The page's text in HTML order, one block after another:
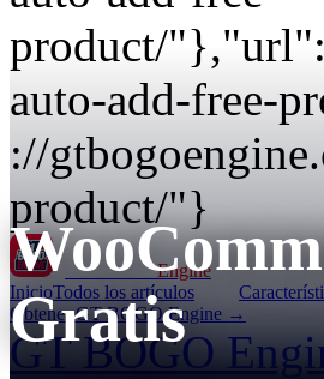
product/
auto-add-free-
://
product/"}
GT BOGOEngine
InicioTodos los artículos
Obtener GT BOGO Engine →
GT BOGO
Gratis